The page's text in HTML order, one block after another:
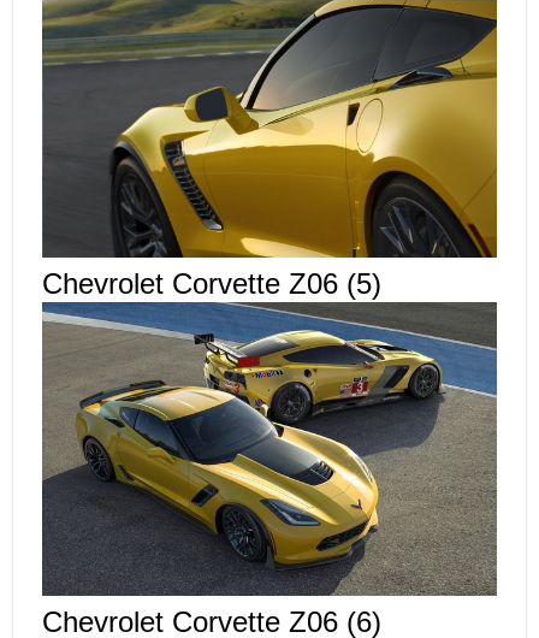
Chevrolet Corvette Z06 (5)
Chevrolet Corvette Z06 (6)